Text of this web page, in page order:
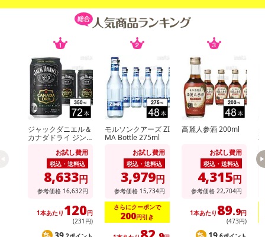
ジャックダニエル＆
カナダドライ ジン
お試し費用
税込・送料込
8,633円
参考価格 16,632円
1本あたり 120円
(231円)
モルソンクアーズ ZI
MA Bottle 275ml
お試し費用
税込・送料込
3,979円
参考価格 15,734円
さらにクーポンで
200円引き
高麗人参酒 200ml
お試し費用
税込・送料込
4,315円
参考価格 22,704円
1本あたり 89.9円
(473円)